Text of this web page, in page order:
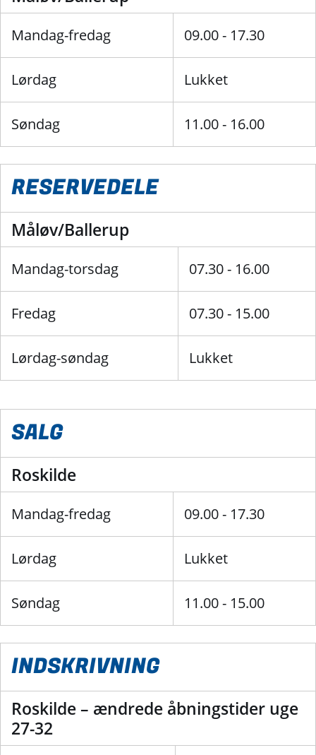
Mandag-fredag 09.00 - 17.30
Lørdag Lukket
Søndag 11.00 - 16.00
RESERVEDELE
Måløv/Ballerup
Mandag-torsdag 07.30 - 16.00
Fredag 07.30 - 15.00
Lørdag-søndag Lukket
SALG
Roskilde
Mandag-fredag 09.00 - 17.30
Lørdag Lukket
Søndag 11.00 - 15.00
INDSKRIVNING
Roskilde – ændrede åbningstider uge
27-32